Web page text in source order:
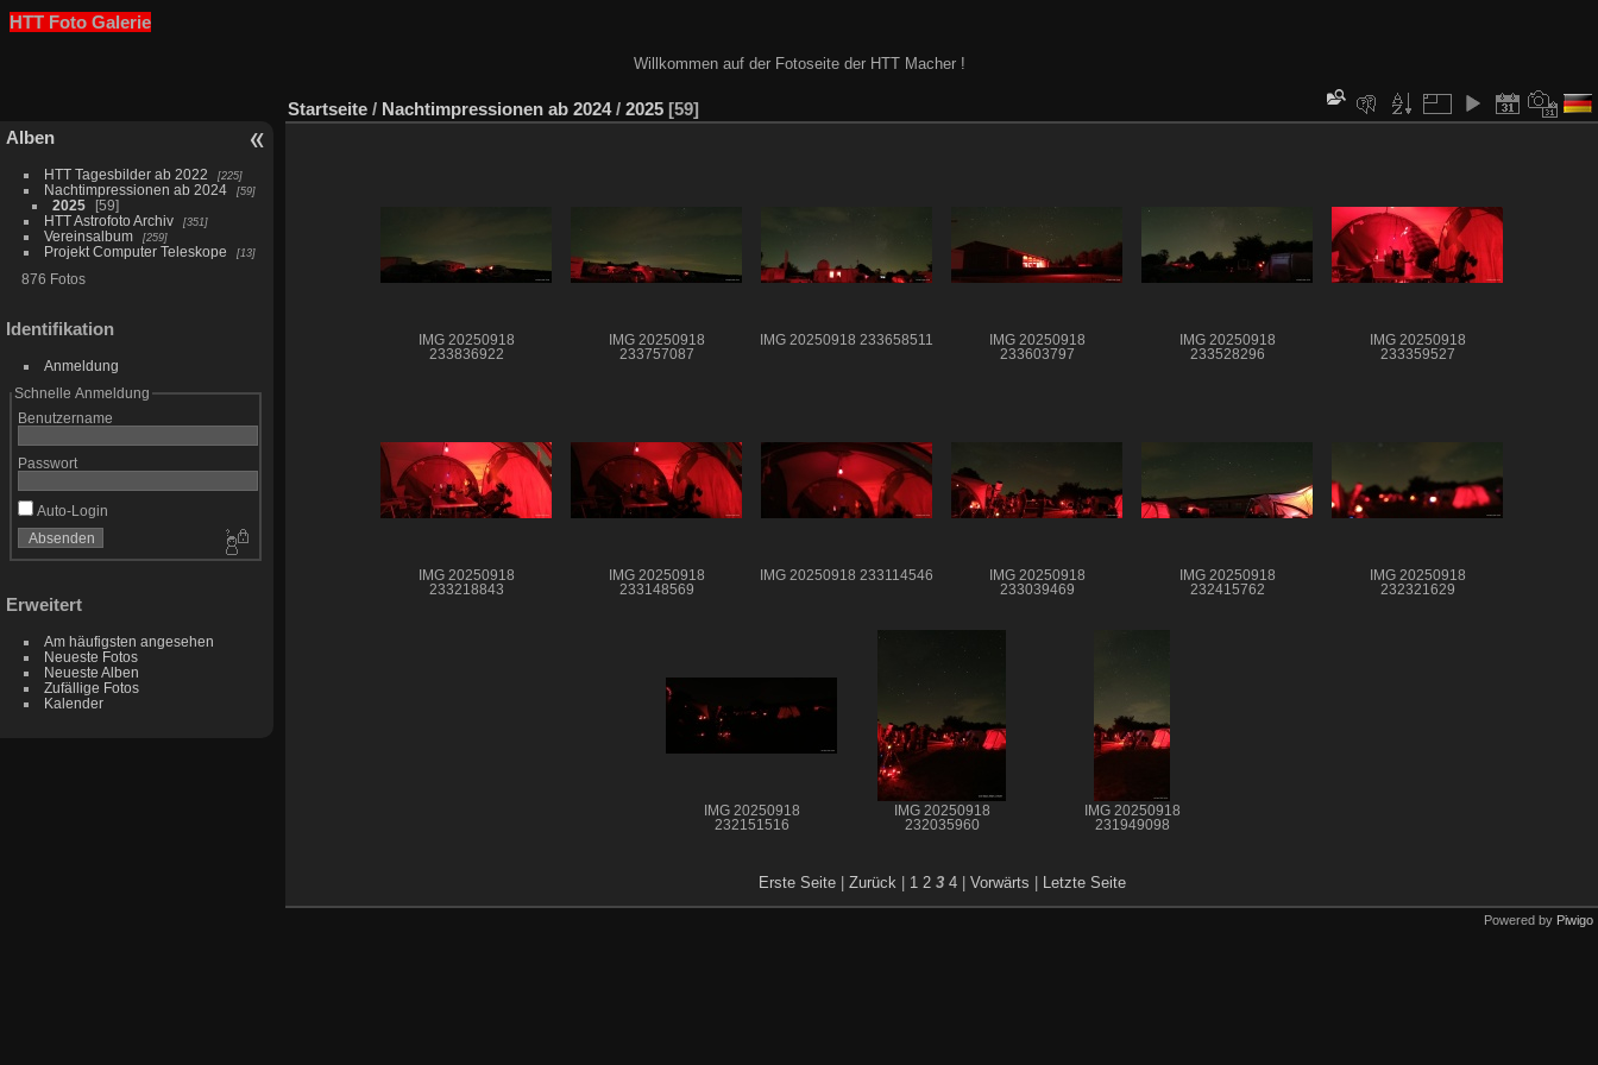
HTT Foto Galerie
Willkommen auf der Fotoseite der HTT Macher !
Alben
HTT Tagesbilder ab 2022 225
Nachtimpressionen ab 2024 59
2025
59
HTT Astrofoto Archiv
351
Vereinsalbum 259
Projekt Computer Teleskope 13
876 Fotos
Identifikation
Anmeldung
Schnelle Anmeldung
Benutzername
Passwort
Auto-Login
Erweitert
Am häufigsten angesehen
Neueste Fotos
Neueste Alben
Zufällige Fotos
Kalender
Startseite / Nachtimpressionen ab 2024/ 2025 59
IMG 20250918
233836922
IMG 20250918
233757087
IMG 20250918 233658511
IMG 20250918
233603797
IMG 20250918
233528296
IMG 20250918
233359527
IMG 20250918
233218843
IMG 20250918
233148569
IMG 20250918 233114546
IMG 20250918
233039469
IMG 20250918
232415762
IMG 20250918
232321629
IMG 20250918
232151516
IMG 20250918
232035960
IMG 20250918
231949098
Erste Seite| Zurück 1 2 3 4 Vorwärts Letzte Seite
Powered by Piwigo